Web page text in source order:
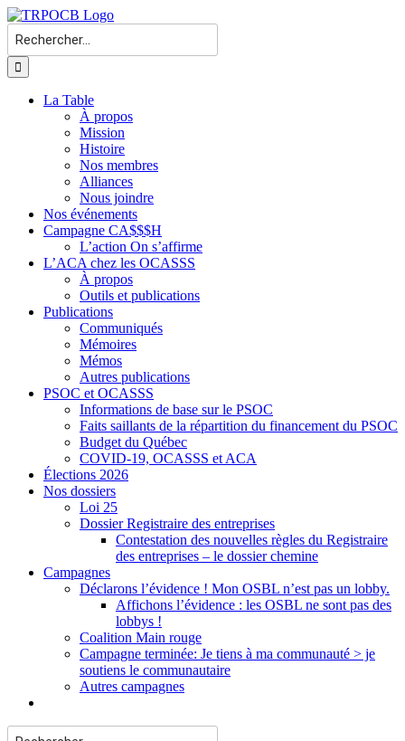
Passer
au
contenu
Rechercher:
La Table
À propos
Mission
Histoire
Nos membres
Alliances
Nous joindre
Nos événements
Campagne CA$$$H
L’action On s’affirme
L’ACA chez les OCASSS
À propos
Outils et publications
Publications
Communiqués
Mémoires
Mémos
Autres publications
PSOC et OCASSS
Informations de base sur le PSOC
Faits saillants de la répartition du financement du PSOC
Budget du Québec
COVID-19, OCASSS et ACA
Élections 2026
Nos dossiers
Loi 25
Dossier Registraire des entreprises
Contestation des nouvelles règles du Registraire
des entreprises – le dossier chemine
Campagnes
Déclarons l’évidence ! Mon OSBL n’est pas un lobby.
Affichons l’évidence : les OSBL ne sont pas des
lobbys !
Coalition Main rouge
Campagne terminée: Je tiens à ma communauté > je
soutiens le communautaire
Autres campagnes
Rechercher: